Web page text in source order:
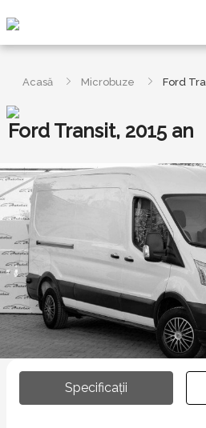
Acasă Microbuze Ford
Ford Transit, 2015 an
Specificații